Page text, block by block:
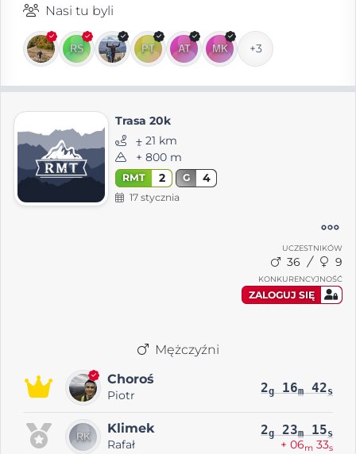
Nasi tu byli
+3
Trasa 20k
⨦ 21 km
+ 800 m
RMT 2 G 4
17 stycznia
UCZESTNIKÓW
36 9
KONKURENCYJNOŚĆ
ZALOGUJ SIĘ
Mężczyźni
Choroś
Piotr 2g 16m 42s
Klimek
Rafał
2g 23m 15s
+ 06m 33s